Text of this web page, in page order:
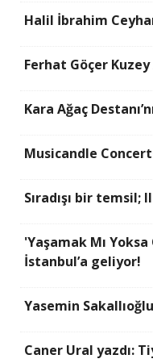
Halil İbrahim
Ferhat Göçer
Kara Ağaç
Musicandle
Sıradışı bir temsil;
'Yaşamak Mı
İstanbul’a geliyor!
Yasemin
Caner Ural yazdı: